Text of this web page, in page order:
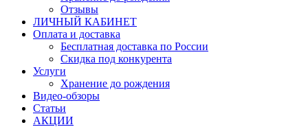
Отзывы
ЛИЧНЫЙ КАБИНЕТ
Оплата и доставка
Бесплатная доставка по России
Скидка под конкурента
Услуги
Хранение до рождения
Видео-обзоры
Статьи
АКЦИИ